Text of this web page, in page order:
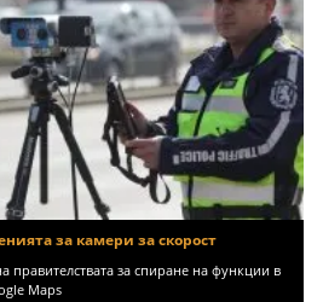
за камери за скорост
правителствата за спиране на функции в
Maps